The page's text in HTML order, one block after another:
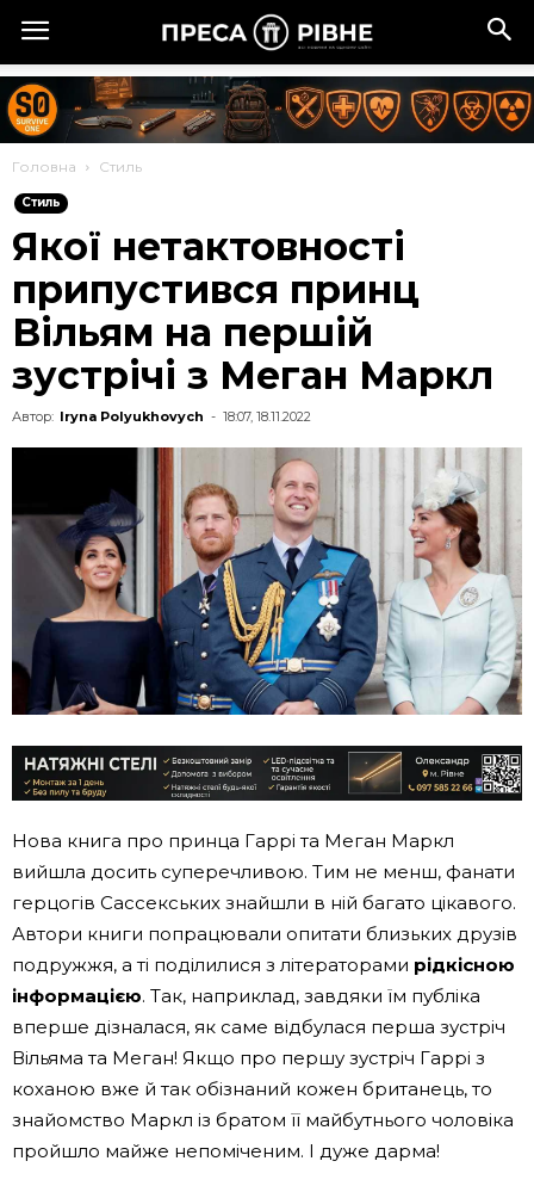
Головна Стиль
Стиль
Якої нетактовності
припустився принц
Вільям на першій
зустрічі з Меган Маркл
Автор: Iryna Polyukhovych - 18:07, 18.11.2022
Нова книга про принца Гаррі та Меган Маркл
вийшла досить суперечливою. Тим не менш, фанати
герцогів Сассекських знайшли в ній багато цікавого.
Автори книги попрацювали опитати близьких друзів
подружжя, а ті поділилися з літераторами рідкісною
інформацією. Так, наприклад, завдяки їм публіка
вперше дізналася, як саме відбулася перша зустріч
Вільяма та Меган! Якщо про першу зустріч Гаррі з
коханою вже й так обізнаний кожен британець, то
знайомство Маркл із братом її майбутнього чоловіка
пройшло майже непоміченим. І дуже дарма!